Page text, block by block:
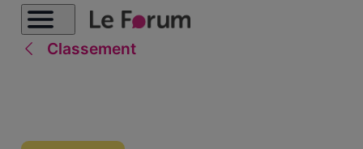
Classement